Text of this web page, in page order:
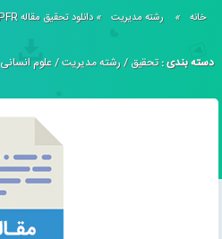
خانه » رشته مدیریت »دانلود تحقیق مقاله CPFR
دسته بندی :تحقیق/رشته مدیریت/علوم انسانی